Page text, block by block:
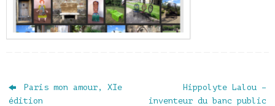
Paris mon amour, XIe
édition
Hippolyte Lalou –
inventeur du banc public